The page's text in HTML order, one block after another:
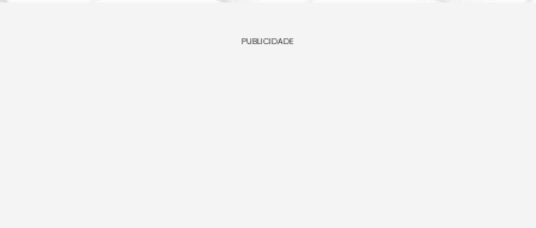
PUBLICIDADE